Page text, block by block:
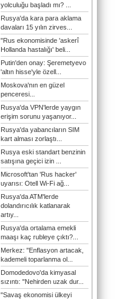
yolculuğu başladı mı? ...
Rusya'da kara para aklama
davaları 15 yılın zirves...
"Rus ekonomisinde 'askerî
Hollanda hastalığı' beli...
Putin'den onay: Şeremetyevo
'altın hisse'yle özell...
Moskova'nın en güzel
penceresi...
Rusya'da VPN'lerde yaygın
erişim sorunu yaşanıyor...
Rusya'da yabancıların SIM
kart alması zorlaştı...
Rusya eski standart benzinin
satışına geçici izin ...
Microsoft'tan 'Rus hacker'
uyarısı: Otell Wi-Fi ağ...
Rusya'da ATM'lerde
dolandırıcılık katlanarak
artıy...
Rusya'da ortalama emekli
maaşı kaç rubleye çıktı?...
Merkez: "Enflasyon artacak,
kademeli toparlanma ol...
Domodedovo'da kimyasal
sızıntı: "Nehirden uzak dur...
"Savaş ekonomisi ülkeyi